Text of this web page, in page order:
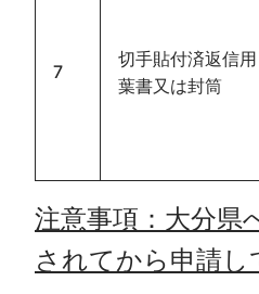
7
切手貼付済返信用
葉書又は封筒
注意事項：大分県
されてから申請し